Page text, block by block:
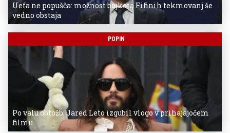
Uefa ne popušča: možnost bojkota Fifinih tekmovanj še
vedno obstaja
POPIN
Po valu obtožb: Jared Leto izgubil vlogo v prihajajočem
filmu